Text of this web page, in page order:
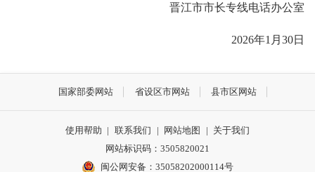
晋江市市长专线电话办公室
2026年1月30日
国家部委网站 省设区市网站 县市区网站
使用帮助 | 联系我们 | 网站地图 | 关于我们
网站标识码：3505820021
闽公网安备：35058202000114号